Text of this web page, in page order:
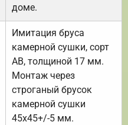
доме.
Имитация бруса
камерной сушки, сорт
АВ, толщиной 17 мм.
Монтаж через
строганый брусок
камерной сушки
45х45+/-5 мм.